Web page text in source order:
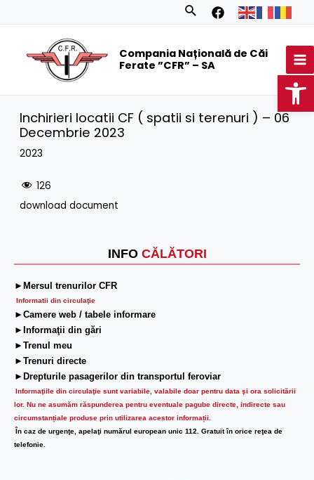
Search
Compania Națională de Căi
Ferate ”CFR” – SA
INFO CĂLĂTORI
►Mersul trenurilor CFR
Informatii din circulaţie
►Camere web / tabele informare
►Informaţii din gări
►Trenul meu
►Trenuri directe
►Drepturile pasagerilor din transportul feroviar
Informaţiile din circulaţie sunt variabile, valabile doar pentru data şi ora solicitării
lor. Nu ne asumăm răspunderea pentru eventuale pagube directe, indirecte sau
circumstanțiale produse prin utilizarea acestor informații.
În caz de urgenţe, apelaţi numărul european unic 112. Gratuit în orice reţea de
telefonie.
Inchirieri locatii CF ( spatii si terenuri ) – 06
Decembrie 2023
2023
126
download document